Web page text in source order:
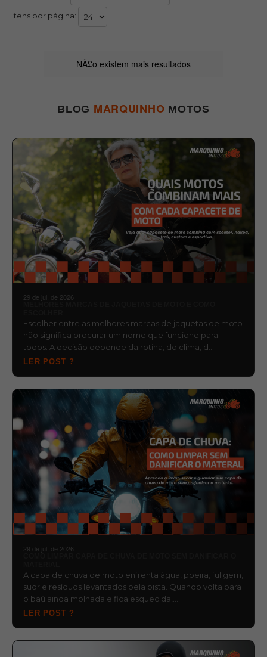
Itens por página:
NÃ£o existem mais resultados
BLOG MARQUINHO MOTOS
29 de jul. de 2026
Escolher entre as melhores marcas de jaquetas de moto
não significa procurar um nome que funcione para
todos. A decisão depende da rotina, do clima, d…
LER POST ?
29 de jul. de 2026
A capa de chuva de moto enfrenta água, poeira, fuligem,
suor e resíduos levantados pela pista. Quando volta para
o baú ainda molhada e fica esquecida,…
LER POST ?